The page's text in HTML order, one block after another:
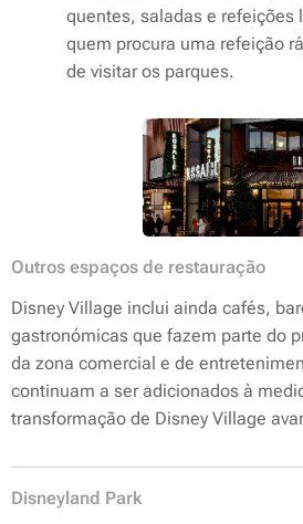
quentes, saladas e refeições
quem procura uma refeição
de visitar os parques.
Outros espaços de restauração
Disney Village inclui ainda cafés,
gastronómicas que fazem parte do
da zona comercial e de
continuam a ser adicionados à
transformação de Disney Village
Disneyland Park